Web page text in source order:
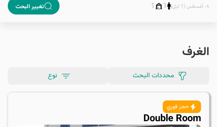
٠٨ أغسطس (1 ليل) 1
1 تغيير البحث
الغرف
محددات البحث نوع
حجز فوري
Double Room